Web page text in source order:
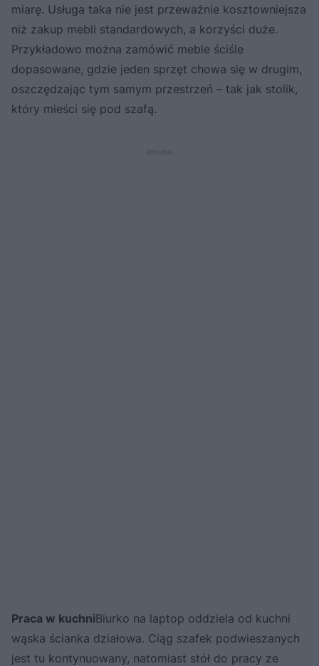
miarę. Usługa taka nie jest przeważnie kosztowniejsza
niż zakup mebli standardowych, a korzyści duże.
Przykładowo można zamówić meble ściśle
dopasowane, gdzie jeden sprzęt chowa się w drugim,
oszczędzając tym samym przestrzeń – tak jak stolik,
który mieści się pod szafą.
Praca w kuchniBiurko na laptop oddziela od kuchni
wąska ścianka działowa. Ciąg szafek podwieszanych
jest tu kontynuowany, natomiast stół do pracy ze